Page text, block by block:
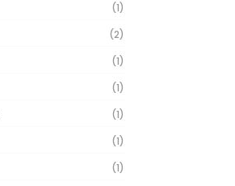
(1)
(2)
(1)
(1)
(1)
(1)
(1)